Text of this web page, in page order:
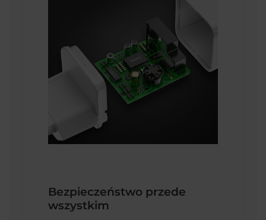
Bezpieczeństwo przede
wszystkim